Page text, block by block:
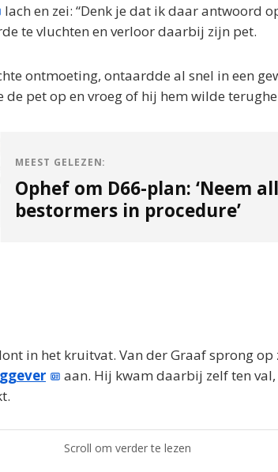
lach en zei: “Denk je dat ik daar antwoord
te vluchten en verloor daarbij zijn pet.
ontmoeting, ontaardde al snel in een
pet op en vroeg of hij hem wilde
MEEST GELEZEN:
Ophef om D66-plan: ‘Neem
bestormers in procedure’
in het kruitvat. Van der Graaf sprong op
aan. Hij kwam daarbij zelf ten
Scroll om verder te lezen